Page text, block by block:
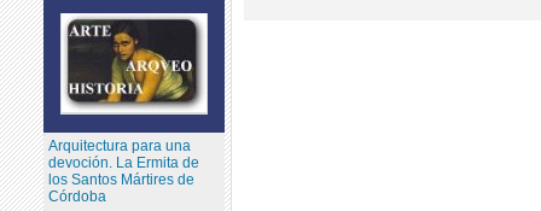
Arquitectura para una
devoción. La Ermita de
los Santos Mártires de
Córdoba